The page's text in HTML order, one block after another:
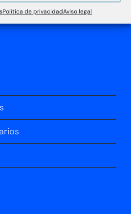
Política de privacidadAviso legal